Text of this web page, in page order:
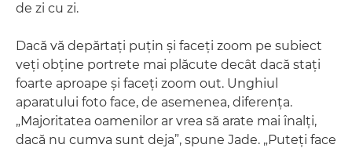
de zi cu zi.
Dacă vă depărtaţi puţin şi faceţi zoom pe subiect
veţi obţine portrete mai plăcute decât dacă staţi
foarte aproape şi faceţi zoom out. Unghiul
aparatului foto face, de asemenea, diferenţa.
„Majoritatea oamenilor ar vrea să arate mai înalţi,
dacă nu cumva sunt deja”, spune Jade. „Puteţi face